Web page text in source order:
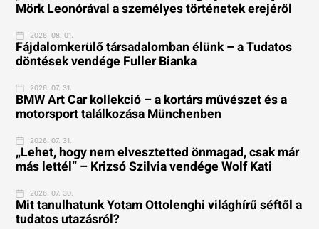
Mörk Leonórával a személyes történetek erejéről
2026. 08. 01.
Fájdalomkerülő társadalomban élünk – a Tudatos
döntések vendége Fuller Bianka
2026. 07. 31.
BMW Art Car kollekció – a kortárs művészet és a
motorsport találkozása Münchenben
2026. 07. 31.
„Lehet, hogy nem elvesztetted önmagad, csak már
más lettél” – Krizsó Szilvia vendége Wolf Kati
2026. 07. 30.
Mit tanulhatunk Yotam Ottolenghi világhírű séftől a
tudatos utazásról?